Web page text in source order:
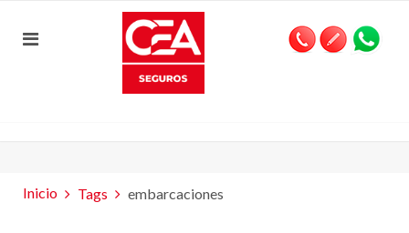
Inicio Tags embarcaciones